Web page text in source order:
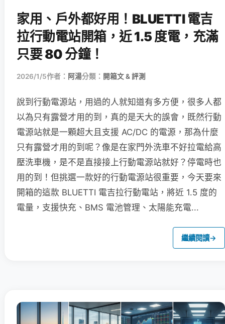
家用、戶外都好用！BLUETTI 電吉
拉行動電站開箱，近 1.5 度電，充滿
只要 80 分鐘！
2026/1/5作者： 阿湯分類： 開箱文 & 評測
說到行動電源站，用過的人就知道有多方便，很多人都
以為只有露營才用的到，真的是天大的誤會，既然行動
電源站就是一顆超大且支援 AC/DC 的電源，那為什麼
只有露營才用的到呢？像是在家門外洗車不好拉電給高
壓洗車機，是不是直接接上行動電源站就好？停電時也
用的到！但挑選一款好的行動電源站很重要，今天要來
開箱的這款 BLUETTI 電吉拉行動電站，將近 1.5 度的
電量，支援快充、BMS 電池管理、太陽能充電...
繼續閱讀→